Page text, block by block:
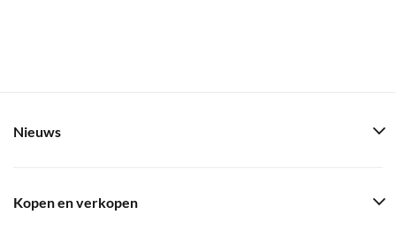
Nieuws
Kopen en verkopen